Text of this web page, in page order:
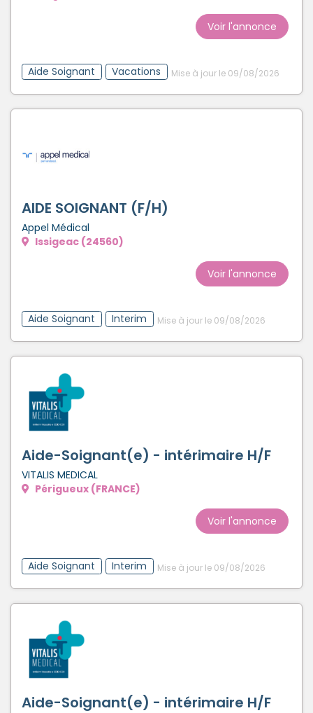
Voir l'annonce
Aide Soignant Vacations Mise à jour le 09/08/2026
AIDE SOIGNANT (F/H)
Appel Médical
Issigeac (24560)
Voir l'annonce
Aide Soignant Interim Mise à jour le 09/08/2026
Aide-Soignant(e) - intérimaire H/F
VITALIS MEDICAL
Périgueux (FRANCE)
Voir l'annonce
Aide Soignant Interim Mise à jour le 09/08/2026
Aide-Soignant(e) - intérimaire H/F